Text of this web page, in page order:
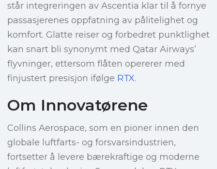
står integreringen av Ascentia klar til å fornye
passasjerenes oppfatning av pålitelighet og
komfort. Glatte reiser og forbedret punktlighet
kan snart bli synonymt med Qatar Airways’
flyvninger, ettersom flåten opererer med
finjustert presisjon ifølge RTX.
Om Innovatørene
Collins Aerospace, som en pioner innen den
globale luftfarts- og forsvarsindustrien,
fortsetter å levere bærekraftige og moderne